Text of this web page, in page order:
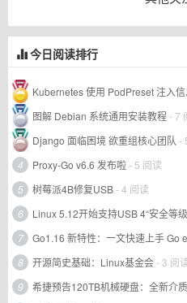
今日阅读排行
Kubernetes 使用 PodPreset 注入
图解 Debian 系统通用安装教程- 7
Django 面临困境 欲重组核心团队 -
4
Proxy-Go v6.6 发布啦- 5 阅读
5
树莓派4B修复USB- 4 阅读
6
Linux 5.12开始支持USB 4“安全等
7
Go1.16 新特性：一文快速上手 Go
8
开源简史基础：Linux基金会- 3 阅
9
希捷预告120TB机械硬盘：全新介